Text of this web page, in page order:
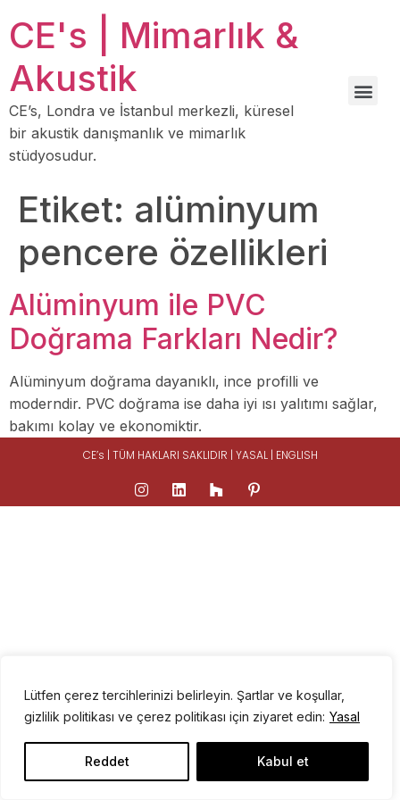
Lütfen çerez tercihlerinizi belirleyin. Şartlar ve koşullar,
gizlilik politikası ve çerez politikası için ziyaret edin: Yasal
Reddet Kabul et
CE's | Mimarlık &
Akustik
CE’s, Londra ve İstanbul merkezli, küresel
bir akustik danışmanlık ve mimarlık
stüdyosudur.
Etiket: alüminyum
pencere özellikleri
Alüminyum ile PVC
Doğrama Farkları Nedir?
Alüminyum doğrama dayanıklı, ince profilli ve
moderndir. PVC doğrama ise daha iyi ısı yalıtımı sağlar,
bakımı kolay ve ekonomiktir.
CE’s | TÜM HAKLARI SAKLIDIR | YASAL | ENGLISH